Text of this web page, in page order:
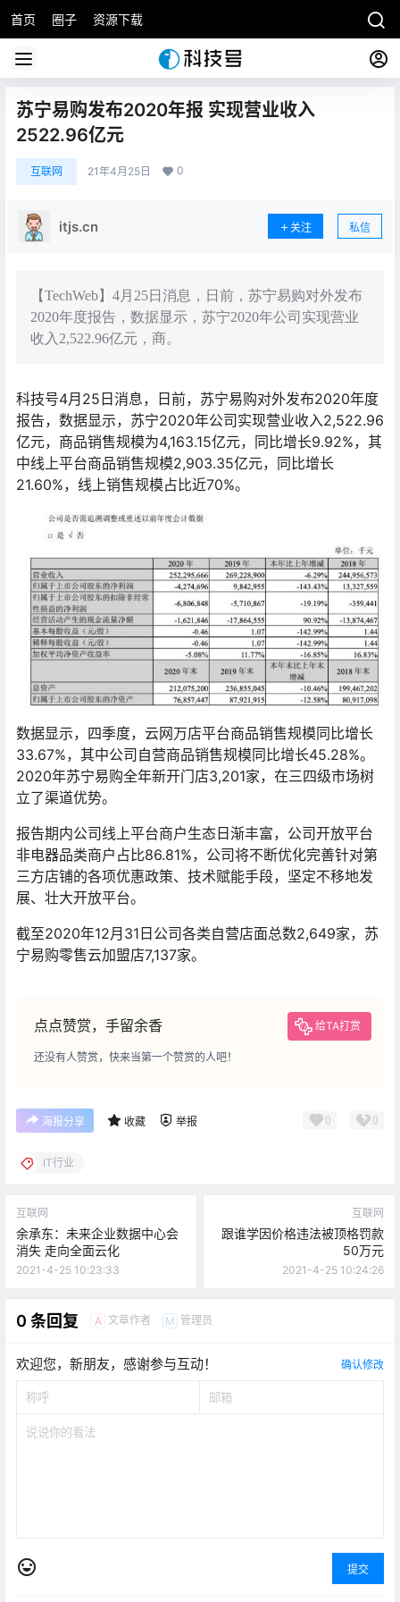
首页 圈子 资源下载
苏宁易购发布2020年报 实现营业收入
2522.96亿元
互联网 21年4月25日 0
itjs.cn 关注 私信
【TechWeb】4月25日消息，日前，苏宁易购对外发布
2020年度报告，数据显示，苏宁2020年公司实现营业
收入2,522.96亿元，商。
科技号4月25日消息，日前，苏宁易购对外发布2020年度
报告，数据显示，苏宁2020年公司实现营业收入2,522.96
亿元，商品销售规模为4,163.15亿元，同比增长9.92%，其
中线上平台商品销售规模2,903.35亿元，同比增长
21.60%，线上销售规模占比近70%。
数据显示，四季度，云网万店平台商品销售规模同比增长
33.67%，其中公司自营商品销售规模同比增长45.28%。
2020年苏宁易购全年新开门店3,201家，在三四级市场树
立了渠道优势。
报告期内公司线上平台商户生态日渐丰富，公司开放平台
非电器品类商户占比86.81%，公司将不断优化完善针对第
三方店铺的各项优惠政策、技术赋能手段，坚定不移地发
展、壮大开放平台。
截至2020年12月31日公司各类自营店面总数2,649家，苏
宁易购零售云加盟店7,137家。
点点赞赏，手留余香 给TA打赏
还没有人赞赏，快来当第一个赞赏的人吧！
海报分享 收藏 举报 0 0
IT行业
互联网
余承东：未来企业数据中心会
消失 走向全面云化
2021-4-25 10:23:33
互联网
跟谁学因价格违法被顶格罚款
50万元
2021-4-25 10:24:26
0 条回复 A 文章作者 M 管理员
欢迎您，新朋友，感谢参与互动！ 确认修改
提交